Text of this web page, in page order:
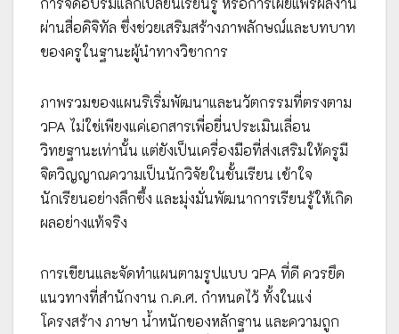
ผ่านสื่อดิจิทัล ซึ่งช่วยเสริมสร้างภาพลักษณ์และบทบาท
ของครูในฐานะผู้นำทางวิชาการ
ภาพรวมของแผนริเริ่มพัฒนาและนวัตกรรมที่ตรงตาม
วPA ไม่ใช่เพียงแค่เอกสารเพื่อยื่นประเมินเลื่อน
วิทยฐานะเท่านั้น แต่ยังเป็นเครื่องมือที่ส่งเสริมให้ครูมี
จิตวิญญาณความเป็นนักวิจัยในชั้นเรียน เข้าใจ
นักเรียนอย่างลึกซึ้ง และมุ่งมั่นพัฒนาการเรียนรู้ให้เกิด
ผลอย่างแท้จริง
การเขียนและจัดทำแผนตามรูปแบบ วPA ที่ดี ควรยึด
แนวทางที่สำนักงาน ก.ค.ศ. กำหนดไว้ ทั้งในแง่
โครงสร้าง ภาษา น้ำหนักของหลักฐาน และความถูก